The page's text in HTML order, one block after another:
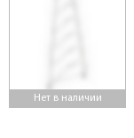
Нет в наличии